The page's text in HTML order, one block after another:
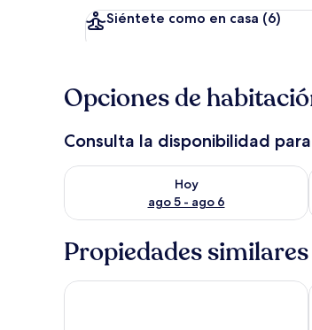
Siéntete como en casa (6)
Opciones de
Consulta la disponibilidad
Hoy
ago 5 - ago 6
Consulta la disponibilidad para hoy
Propiedades similares
Wapa di Ume Sidemen